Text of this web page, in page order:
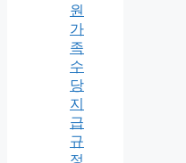
원
가
족
수
당
지
급
규
정,